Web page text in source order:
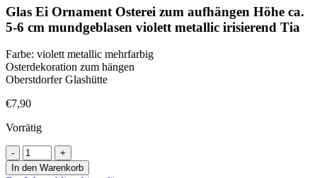
Glas Ei Ornament Osterei zum aufhängen Höhe ca.
5-6 cm mundgeblasen violett metallic irisierend Tia
Farbe: violett metallic mehrfarbig
Osterdekoration zum hängen
Oberstdorfer Glashütte
€7,90
Vorrätig
Glas
Ei
In den Warenkorb